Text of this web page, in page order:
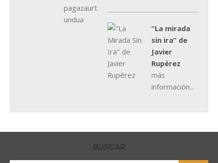
“La mirada
sin ira” de
Javier
Rupérez
más
información...
BUSCAR